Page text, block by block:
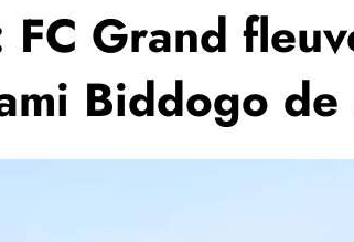
FC Grand
Biddogo de